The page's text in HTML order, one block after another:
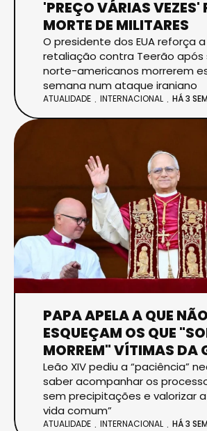
'PREÇO VÁRIAS VEZES'
MORTE DE MILITARES
O presidente dos EUA reforça
retaliação contra Teerão após
norte-americanos morrerem
semana num ataque iraniano
ATUALIDADE INTERNACIONAL HÁ 3
PAPA APELA A QUE
ESQUEÇAM OS QUE
MORREM" VÍTIMAS DA
Leão XIV pediu a “paciência”
saber acompanhar os
sem precipitações e valorizar
vida comum”
ATUALIDADE INTERNACIONAL HÁ 3